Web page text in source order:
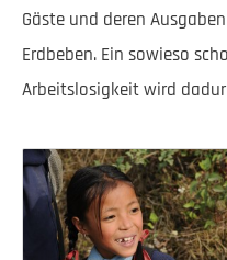
Gäste und deren
Erdbeben. Ein sowieso
Arbeitslosigkeit wird